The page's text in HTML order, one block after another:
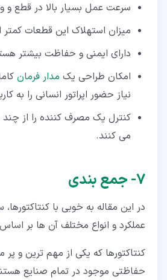
سرعت عمل بسیار بالا در قطع و
میزان استهلاک این قطعات
دارای ایمنی و حفاظت بیشتر
امکان طراحی یک مدار فرمان
نیاز حضور اپراتور انسانی را به
کنترل یک مصرف کننده را از
می کنند.
۷‏- جمع بندی
در این مقاله به خوبی با
عملکرد و انواع مختلف آن ها بر
کنتاکتورها که یکی از مهم ترین و
حفاظتی موجود در تمام صنایع